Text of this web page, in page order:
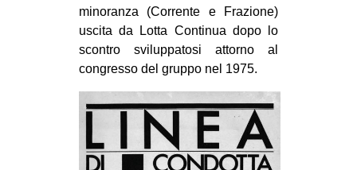
minoranza (Corrente e Frazione)
uscita da Lotta Continua dopo lo
scontro sviluppatosi attorno al
congresso del gruppo nel 1975.